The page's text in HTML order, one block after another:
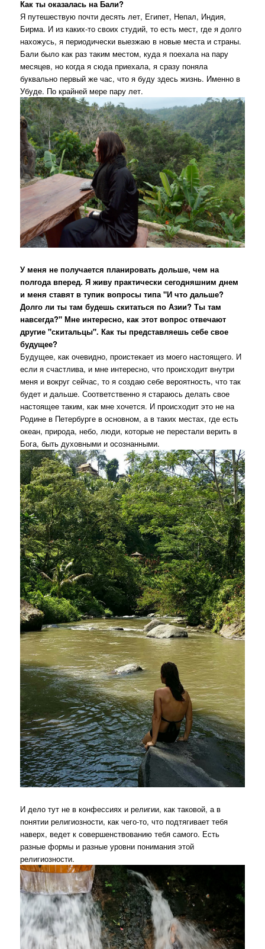
Как ты оказалась на Бали?
Я путешествую почти десять лет, Египет, Непал, Индия,
Бирма. И из каких-то своих студий, то есть мест, где я долго
нахожусь, я периодически выезжаю в новые места и страны.
Бали было как раз таким местом, куда я поехала на пару
месяцев, но когда я сюда приехала, я сразу поняла
буквально первый же час, что я буду здесь жизнь. Именно в
Убуде. По крайней мере пару лет.
У меня не получается планировать дольше, чем на
полгода вперед. Я живу практически сегодняшним днем
и меня ставят в тупик вопросы типа "И что дальше?
Долго ли ты там будешь скитаться по Азии? Ты там
навсегда?" Мне интересно, как этот вопрос отвечают
другие "скитальцы". Как ты представляешь себе свое
будущее?
Будущее, как очевидно, проистекает из моего настоящего. И
если я счастлива, и мне интересно, что происходит внутри
меня и вокруг сейчас, то я создаю себе вероятность, что так
будет и дальше. Соответственно я стараюсь делать свое
настоящее таким, как мне хочется. И происходит это не на
Родине в Петербурге в основном, а в таких местах, где есть
океан, природа, небо, люди, которые не перестали верить в
Бога, быть духовными и осознанными.
И дело тут не в конфессиях и религии, как таковой, а в
понятии религиозности, как чего-то, что подтягивает тебя
наверх, ведет к совершенствованию тебя самого. Есть
разные формы и разные уровни понимания этой
религиозности.